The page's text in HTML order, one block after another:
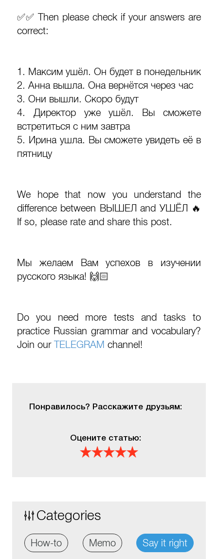
✅✅ Then please check if your answers are
correct:
1. Максим ушёл. Он будет в понедельник
2. Анна вышла. Она вернётся через час
3. Они вышли. Скоро будут
4. Директор уже ушёл. Вы сможете
встретиться с ним завтра
5. Ирина ушла. Вы сможете увидеть её в
пятницу
We hope that now you understand the
difference between ВЫШЕЛ and УШЁЛ 🔥
If so, please rate and share this post.
Мы желаем Вам успехов в изучении
русского языка! 🙌🏻
Do you need more tests and tasks to
practice Russian grammar and vocabulary?
Join ourTELEGRAM channel!
Понравилось? Расскажите друзьям:
Оцените статью:
Categories
How-to Memo Say it right